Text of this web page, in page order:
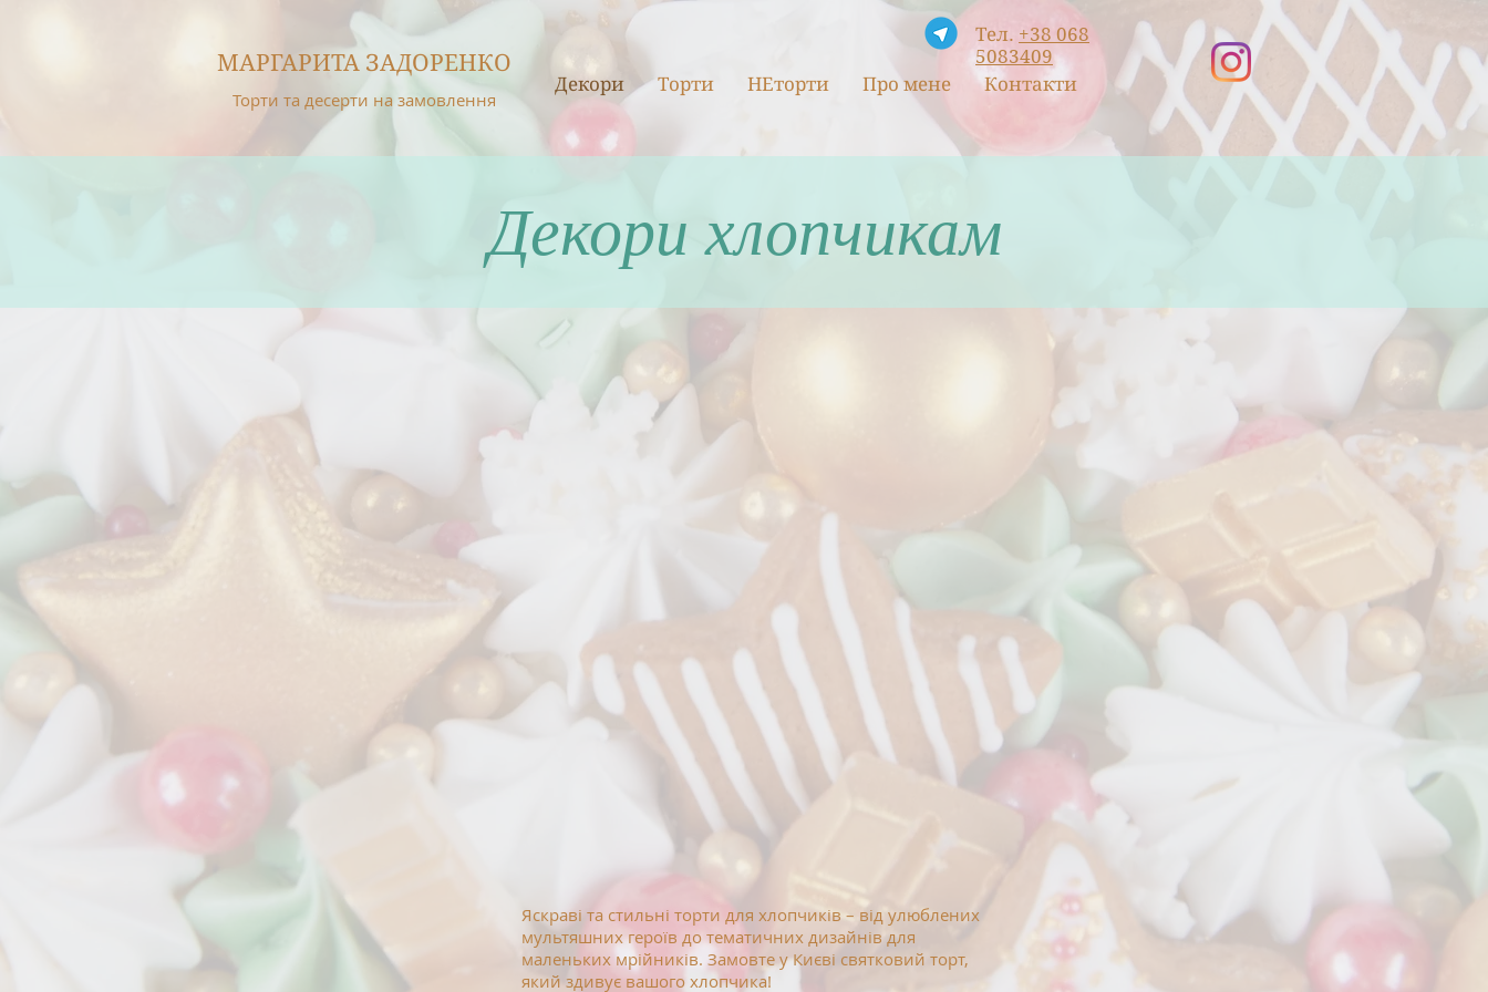
МАРГАРИТА ЗАДОРЕНКО
Торти та десерти на замовлення
Тел. +38 068
5083409
Декори
Торти НЕторти Про мене Контакти
Декори хлопчикам
Яскраві та стильні торти для хлопчиків – від улюблених
мультяшних героїв до тематичних дизайнів для
маленьких мрійників. Замовте у Києві святковий торт,
який здивує вашого хлопчика!